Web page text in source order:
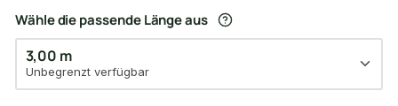
Wähle die passende Länge aus
3,00 m
Unbegrenzt verfügbar